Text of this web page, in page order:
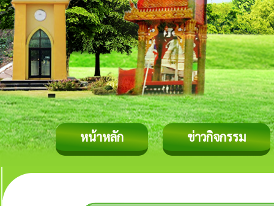
หน้าหลัก ข่าวกิจกรรม